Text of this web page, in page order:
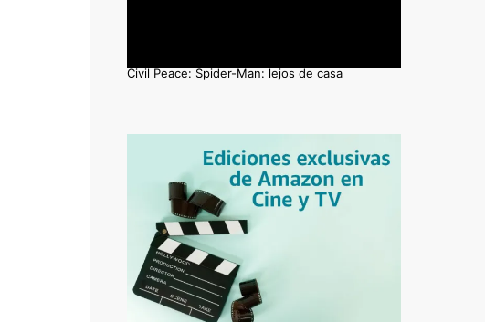
Civil Peace: Spider-Man: lejos de casa